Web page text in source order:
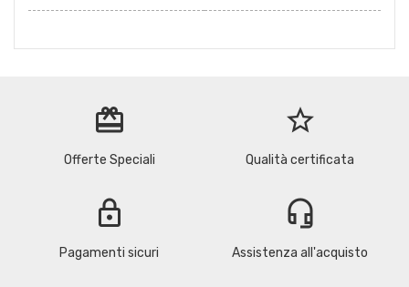
redeem
Offerte Speciali
star_border
Qualità certificata
lock
Pagamenti sicuri
headset_mic
Assistenza all'acquisto